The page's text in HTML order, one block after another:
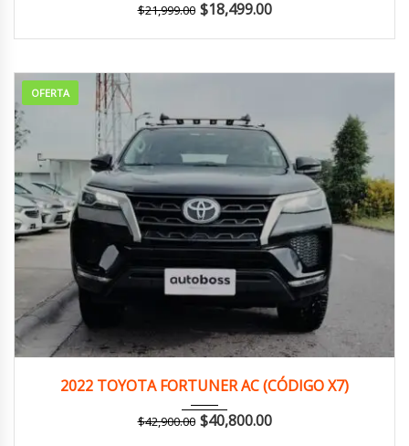
$21,999.00 $18,499.00
OFERTA
169,000 km
2022 TOYOTA FORTUNER AC (CÓDIGO X7)
$42,900.00 $40,800.00